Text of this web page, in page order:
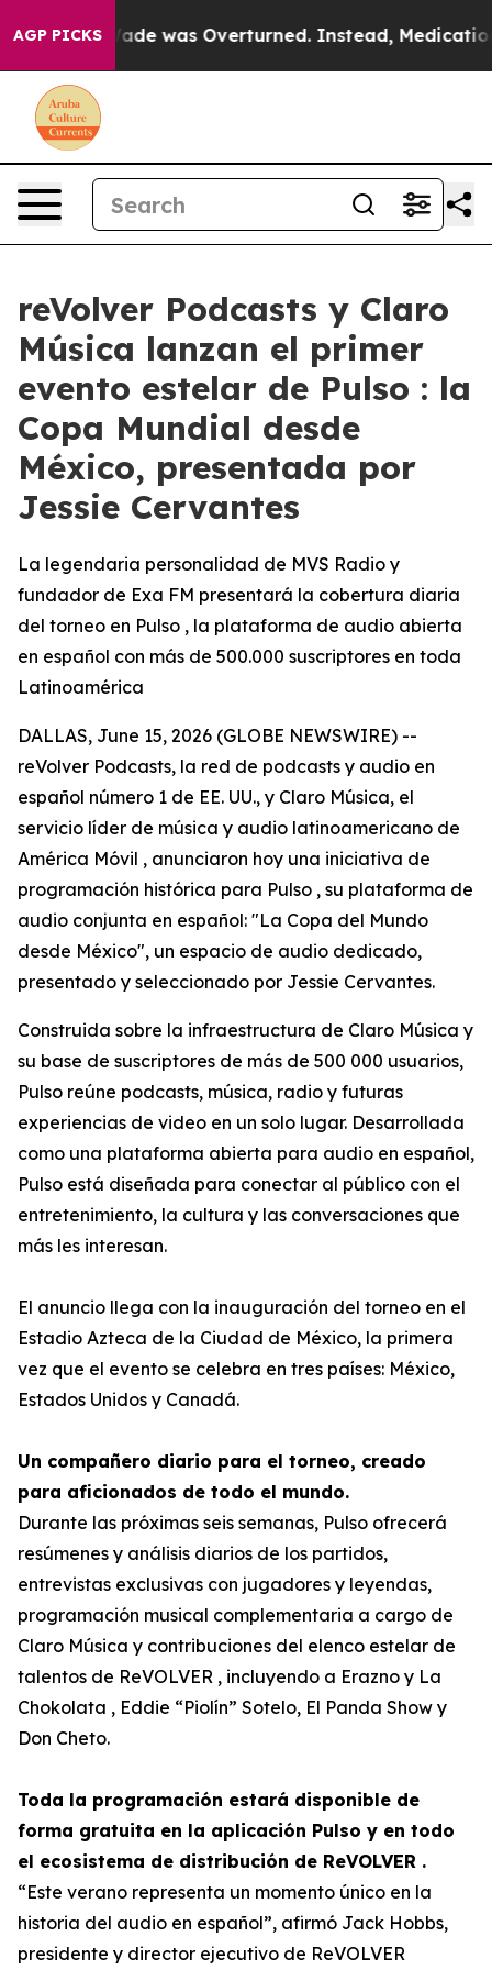
AGP PICKS
v. Wade was Overturned. Instead, Medication
reVolver Podcasts y Claro
Música lanzan el primer
evento estelar de Pulso : la
Copa Mundial desde
México, presentada por
Jessie Cervantes
La legendaria personalidad de MVS Radio y
fundador de Exa FM presentará la cobertura diaria
del torneo en Pulso , la plataforma de audio abierta
en español con más de 500.000 suscriptores en toda
Latinoamérica
DALLAS, June 15, 2026 (GLOBE NEWSWIRE) --
reVolver Podcasts, la red de podcasts y audio en
español número 1 de EE. UU., y Claro Música, el
servicio líder de música y audio latinoamericano de
América Móvil , anunciaron hoy una iniciativa de
programación histórica para Pulso , su plataforma de
audio conjunta en español: "La Copa del Mundo
desde México", un espacio de audio dedicado,
presentado y seleccionado por Jessie Cervantes.
Construida sobre la infraestructura de Claro Música y
su base de suscriptores de más de 500 000 usuarios,
Pulso reúne podcasts, música, radio y futuras
experiencias de video en un solo lugar. Desarrollada
como una plataforma abierta para audio en español,
Pulso está diseñada para conectar al público con el
entretenimiento, la cultura y las conversaciones que
más les interesan.
El anuncio llega con la inauguración del torneo en el
Estadio Azteca de la Ciudad de México, la primera
vez que el evento se celebra en tres países: México,
Estados Unidos y Canadá.
Un compañero diario para el torneo, creado
para aficionados de todo el mundo.
Durante las próximas seis semanas, Pulso ofrecerá
resúmenes y análisis diarios de los partidos,
entrevistas exclusivas con jugadores y leyendas,
programación musical complementaria a cargo de
Claro Música y contribuciones del elenco estelar de
talentos de ReVOLVER , incluyendo a Erazno y La
Chokolata , Eddie “Piolín” Sotelo, El Panda Show y
Don Cheto.
Toda la programación estará disponible de
forma gratuita en la aplicación Pulso y en todo
el ecosistema de distribución de ReVOLVER .
“Este verano representa un momento único en la
historia del audio en español”, afirmó Jack Hobbs,
presidente y director ejecutivo de ReVOLVER